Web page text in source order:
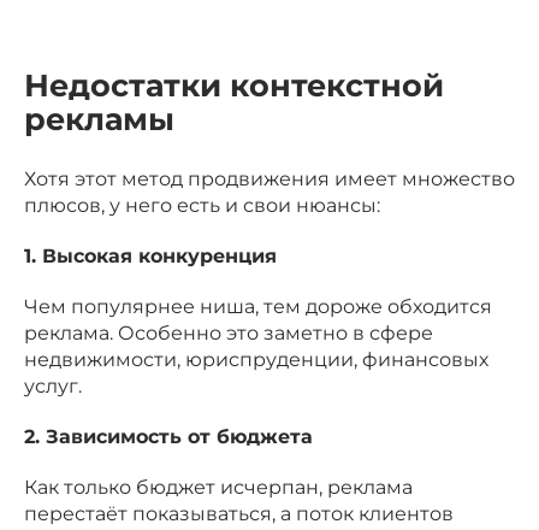
Недостатки контекстной
рекламы
Хотя этот метод продвижения имеет множество
плюсов, у него есть и свои нюансы:
1. Высокая конкуренция
Чем популярнее ниша, тем дороже обходится
реклама. Особенно это заметно в сфере
недвижимости, юриспруденции, финансовых
услуг.
2. Зависимость от бюджета
Как только бюджет исчерпан, реклама
перестаёт показываться, а поток клиентов